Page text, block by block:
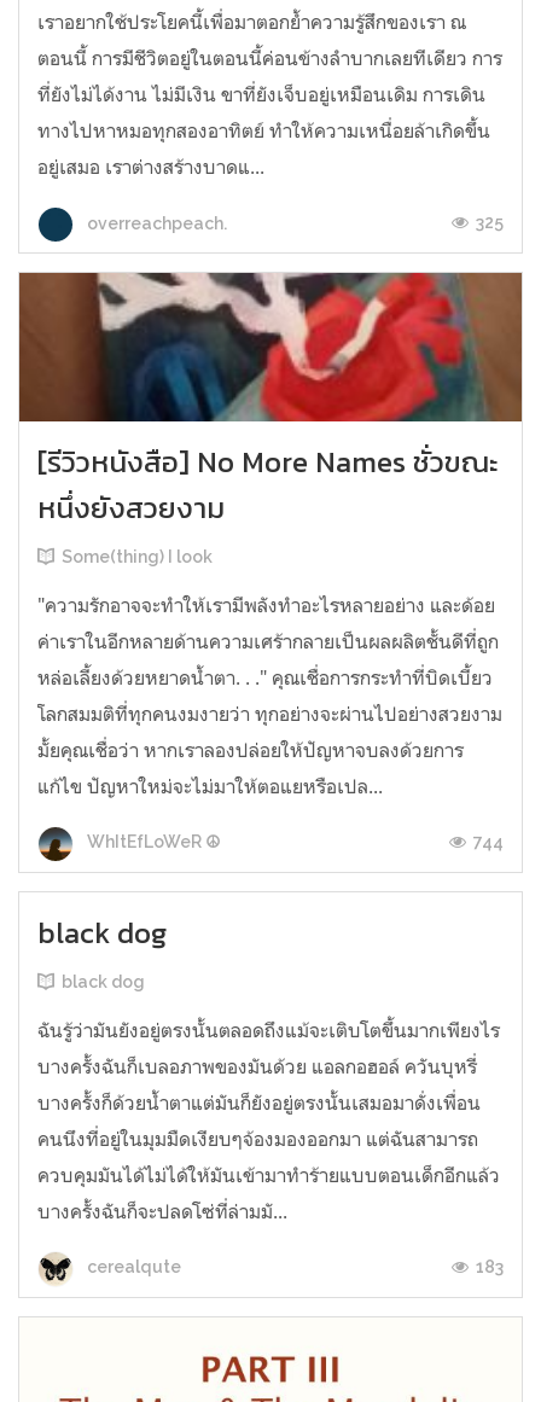
เราอยากใช้ประโยคนี้เพื่อมาตอกย้ำความรู้สึกของเรา ณ
ตอนนี้ การมีชีวิตอยู่ในตอนนี้ค่อนข้างลำบากเลยทีเดียว การ
ที่ยังไม่ได้งาน ไม่มีเงิน ขาที่ยังเจ็บอยู่เหมือนเดิม การเดิน
ทางไปหาหมอทุกสองอาทิตย์ ทำให้ความเหนื่อยล้าเกิดขึ้น
อยู่เสมอ เราต่างสร้างบาดแ...
overreachpeach. 325
[รีวิวหนังสือ] No More Names ชั่วขณะ
หนึ่งยังสวยงาม
Some(thing) I look
"ความรักอาจจะทำให้เรามีพลังทำอะไรหลายอย่าง และด้อย
ค่าเราในอีกหลายด้านความเศร้ากลายเป็นผลผลิตชั้นดีที่ถูก
หล่อเลี้ยงด้วยหยาดน้ำตา. . ." คุณเชื่อการกระทำที่บิดเบี้ยว
โลกสมมติที่ทุกคนงมงายว่า ทุกอย่างจะผ่านไปอย่างสวยงาม
มั้ยคุณเชื่อว่า หากเราลองปล่อยให้ปัญหาจบลงด้วยการ
แก้ไข ปัญหาใหม่จะไม่มาให้ตอแยหรือเปล...
WhItEfLoWeR ☮ 744
black dog
black dog
ฉันรู้ว่ามันยังอยู่ตรงนั้นตลอดถึงแม้จะเติบโตขึ้นมากเพียงไร
บางครั้งฉันก็เบลอภาพของมันด้วย แอลกอฮอล์ ควันบุหรี่
บางครั้งก็ด้วยน้ำตาแต่มันก็ยังอยู่ตรงนั้นเสมอมาดั่งเพื่อน
คนนึงที่อยู่ในมุมมืดเงียบๆจ้องมองออกมา แต่ฉันสามารถ
ควบคุมมันได้ไม่ได้ให้มันเข้ามาทำร้ายแบบตอนเด็กอีกแล้ว
บางครั้งฉันก็จะปลดโซ่ที่ล่ามมั...
cerealqute 183